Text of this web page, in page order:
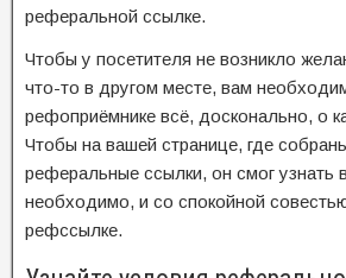
реферальной ссылке.
Чтобы у посетителя не возникло
что-то в другом месте, вам
рефоприёмнике всё, досконально, о
Чтобы на вашей странице, где
реферальные ссылки, он смог узнать
необходимо, и со спокойной
рефссылке.